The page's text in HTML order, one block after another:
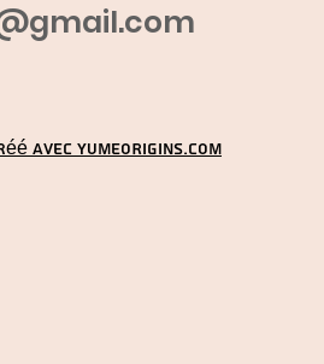
avec YUMEORIGINS.COM